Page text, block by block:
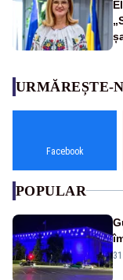
URMĂREȘTE-
Facebook
POPULAR